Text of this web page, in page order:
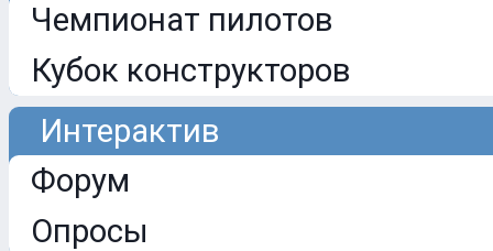
Чемпионат пилотов
Кубок конструкторов
Интерактив
Форум
Опросы